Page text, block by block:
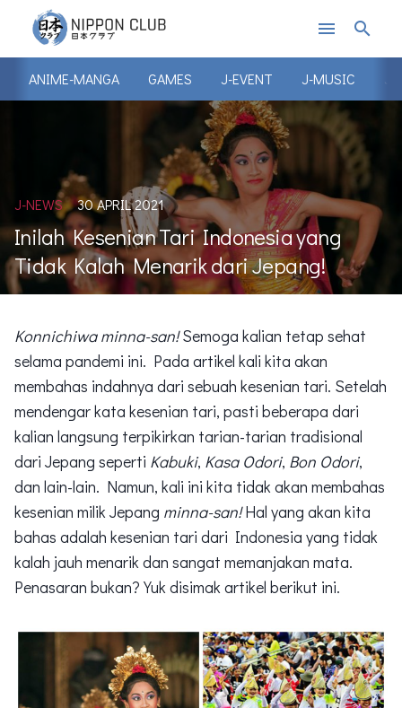
menu search
ANIME-MANGA GAMES J-EVENT J-MUSIC J-
J-NEWS 30 APRIL 2021
Inilah Kesenian Tari Indonesia yang
Tidak Kalah Menarik dari Jepang!
Konnichiwa minna-san!Semoga kalian tetap sehat
selama pandemi ini. Pada artikel kali kita akan
membahas indahnya dari sebuah kesenian tari. Setelah
mendengar kata kesenian tari, pasti beberapa dari
kalian langsung terpikirkan tarian-tarian tradisional
dari Jepang seperti Kabuki, Kasa Odori, Bon Odori,
dan lain-lain. Namun, kali ini kita tidak akan membahas
kesenian milik Jepang minna-san!Hal yang akan kita
bahas adalah kesenian tari dari Indonesia yang tidak
kalah jauh menarik dan sangat memanjakan mata.
Penasaran bukan? Yuk disimak artikel berikut ini.